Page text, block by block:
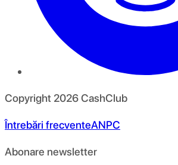
Copyright 2026CashClub
Întrebări frecventeANPC
Abonare newsletter